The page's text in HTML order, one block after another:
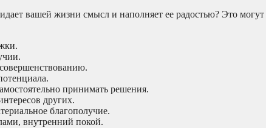
вашей жизни смысл и наполняет ее радостью? Это могут
принимать решения.
других.
благополучие.
внутренний покой.